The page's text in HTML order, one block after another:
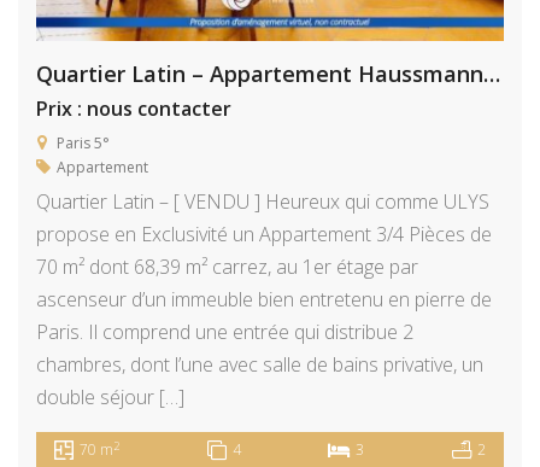
Quartier Latin – Appartement Haussmannien 4 Pièces 70 m² à Rafraichir
Prix : nous contacter
Paris 5°
Appartement
Quartier Latin – [ VENDU ] Heureux qui comme ULYS
propose en Exclusivité un Appartement 3/4 Pièces de
70 m² dont 68,39 m² carrez, au 1er étage par
ascenseur d’un immeuble bien entretenu en pierre de
Paris. Il comprend une entrée qui distribue 2
chambres, dont l’une avec salle de bains privative, un
double séjour […]
70 m2 4 3 2